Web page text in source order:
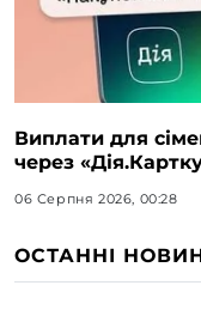
Виплати для
через
06 Серпня 2026, 00:28
ОСТАННІ